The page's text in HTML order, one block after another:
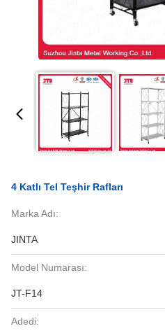
4 Katlı Tel Teşhir Rafları
Marka Adı:
JINTA
Model Numarası:
JT-F14
Adedi: